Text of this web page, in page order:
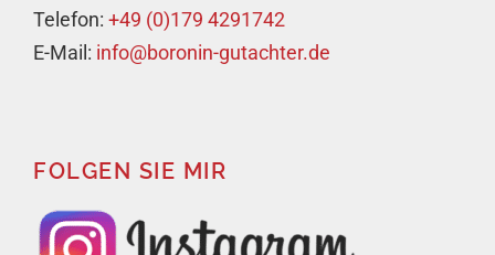
Telefon: +49 (0)179 4291742
E-Mail: info@boronin-gutachter.de
FOLGEN SIE MIR